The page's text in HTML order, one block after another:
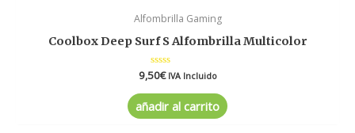
Alfombrilla Gaming
Coolbox Deep Surf S Alfombrilla Multicolor
Valorado
0
de
5
9,50€ IVA Incluido
añadir al carrito